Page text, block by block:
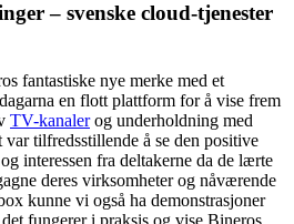
– svenske cloud-tjenester
fantastiske nye merke med et
en flott plattform for å vise frem
TV-kanalerog underholdning med
var tilfredsstillende å se den positive
interessen fra deltakerne da de lærte
deres virksomheter og nåværende
kunne vi også ha demonstrasjoner
fungerer i praksis og vise Bineros